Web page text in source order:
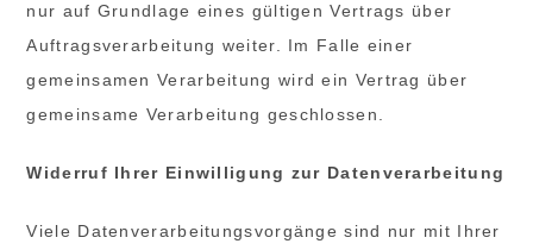
nur auf Grundlage eines gültigen Vertrags über
Auftragsverarbeitung weiter. Im Falle einer
gemeinsamen Verarbeitung wird ein Vertrag über
gemeinsame Verarbeitung geschlossen.
Widerruf Ihrer Einwilligung zur Datenverarbeitung
Viele Datenverarbeitungsvorgänge sind nur mit Ihrer